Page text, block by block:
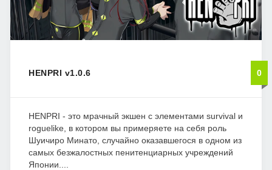
HENPRI v1.0.6 0
HENPRI - это мрачный экшен с элементами survival и
roguelike, в котором вы примеряете на себя роль
Шуичиро Минато, случайно оказавшегося в одном из
самых безжалостных пенитенциарных учреждений
Японии....